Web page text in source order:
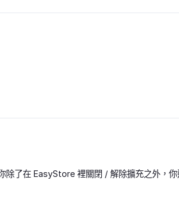
了在 EasyStore 裡關閉 / 解除擴充之外，你